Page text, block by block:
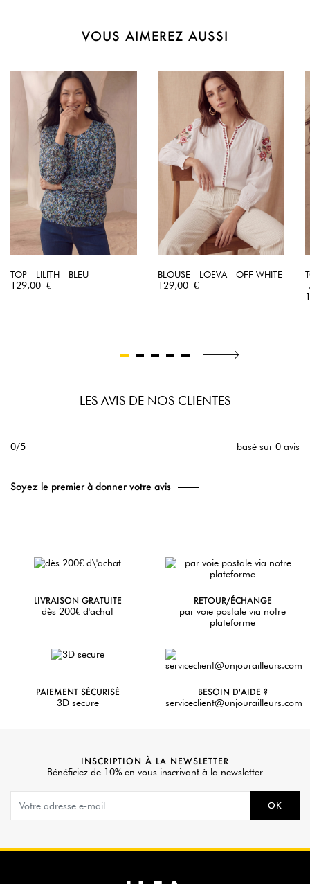
VOUS AIMEREZ AUSSI
TOP - LILITH - BLEU
Prix
129,00 €
BLOUSE - LOEVA - OFF WHITE
Prix
129,00 €
LES AVIS DE NOS CLIENTES
0/5 basé sur 0 avis
Soyez le premier à donner votre avis
LIVRAISON GRATUITE
dès 200€ d'achat
RETOUR/ÉCHANGE
par voie postale via notre
plateforme
PAIEMENT SÉCURISÉ
3D secure
BESOIN D'AIDE ?
serviceclient@unjourailleurs.com
INSCRIPTION À LA NEWSLETTER
Bénéficiez de 10% en vous inscrivant à la newsletter
OK